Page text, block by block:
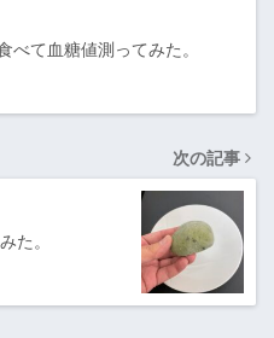
べて血糖値測ってみた。
次の記事
た。